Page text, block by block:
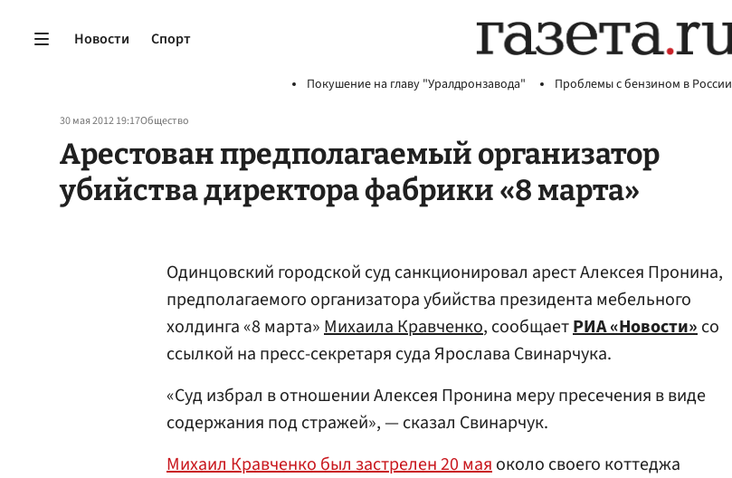
Новости Спорт
Покушение на главу "Уралдронзавода" Проблемы с бензином в России
30 мая 2012 19:17Общество
Арестован предполагаемый организатор
убийства директора фабрики «8 марта»
Одинцовский городской суд санкционировал арест Алексея Пронина,
предполагаемого организатора убийства президента мебельного
холдинга «8 марта»Михаила Кравченко, сообщаетРИА «Новости»со
ссылкой на пресс-секретаря суда Ярослава Свинарчука.
«Суд избрал в отношении Алексея Пронина меру пресечения в виде
содержания под стражей», — сказал Свинарчук.
Михаил Кравченко был застрелен 20 маяоколо своего коттеджа